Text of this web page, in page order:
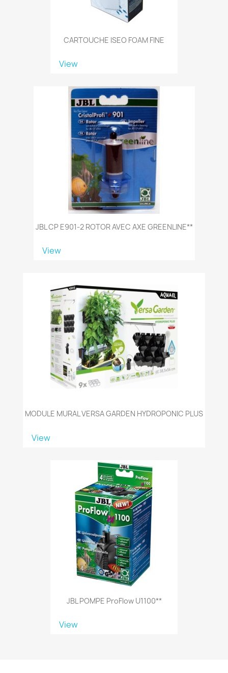
CARTOUCHE ISEO FOAM FINE
View
JBL CP E901-2 ROTOR AVEC AXE GREENLINE**
View
MODULE MURAL VERSA GARDEN HYDROPONIC PLUS
View
JBL POMPE ProFlow U1100**
View